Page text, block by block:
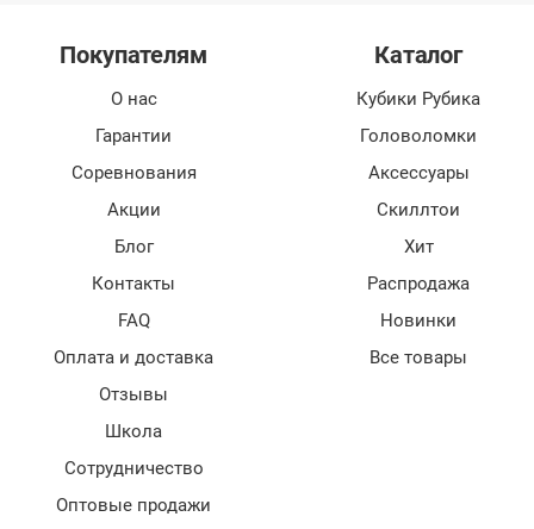
Покупателям
О нас
Гарантии
Соревнования
Акции
Блог
Контакты
FAQ
Оплата и доставка
Отзывы
Школа
Сотрудничество
Оптовые продажи
Каталог
Кубики Рубика
Головоломки
Аксессуары
Скиллтои
Хит
Распродажа
Новинки
Все товары